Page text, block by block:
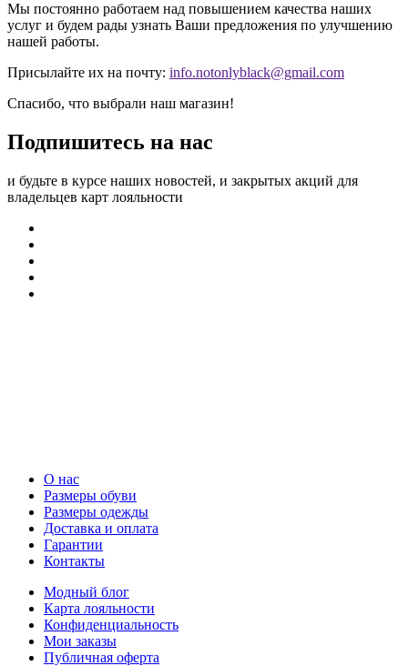
Mы постоянно работаем над повышением качества наших
услуг и будем рады узнать Ваши предложения по улучшению
нашей работы.
Присылайте их на почту: info.notonlyblack@gmail.com
Спасибо, что выбрали наш магазин!
Подпишитесь на нас
и будьте в курсе наших новостей, и закрытых акций для
владельцев карт лояльности
О нас
Размеры обуви
Размеры одежды
Доставка и оплата
Гарантии
Контакты
Модный блог
Карта лояльности
Конфиденциальность
Мои заказы
Публичная оферта